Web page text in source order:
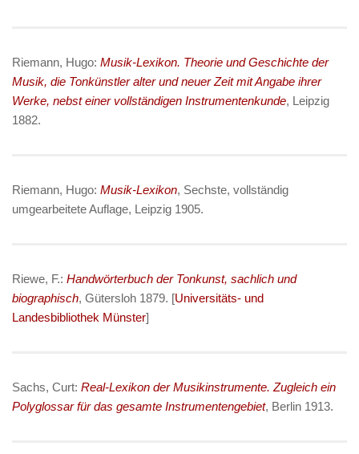
Riemann, Hugo: Musik-Lexikon. Theorie und Geschichte der
Musik, die Tonkünstler alter und neuer Zeit mit Angabe ihrer
Werke, nebst einer vollständigen Instrumentenkunde, Leipzig
1882.
Riemann, Hugo: Musik-Lexikon, Sechste, vollständig
umgearbeitete Auflage, Leipzig 1905.
Riewe, F.: Handwörterbuch der Tonkunst, sachlich und
biographisch, Gütersloh 1879. [Universitäts- und
Landesbibliothek Münster]
Sachs, Curt: Real-Lexikon der Musikinstrumente. Zugleich ein
Polyglossar für das gesamte Instrumentengebiet, Berlin 1913.